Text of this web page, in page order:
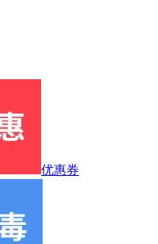
优惠券